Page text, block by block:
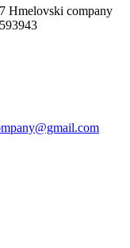
Hmelovski company